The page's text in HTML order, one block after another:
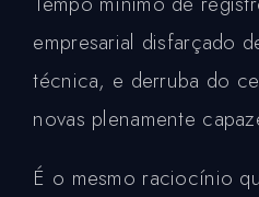
empresarial disfarçado
técnica, e derruba do
novas plenamente
É o mesmo raciocínio